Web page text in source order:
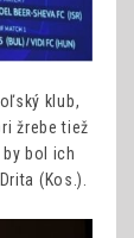
klub,
žrebe tiež
bol ich
(Kos.).